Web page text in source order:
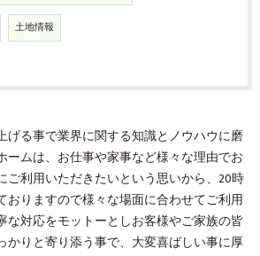
土地情報
げる事で業界に関する知識とノウハウに磨
ームは、お仕事や家事など様々な理由でお
ご利用いただきたいという思いから、20時
おりますので様々な場面に合わせてご利用
な対応をモットーとしお客様やご家族の皆
かりと寄り添う事で、大変喜ばしい事に厚